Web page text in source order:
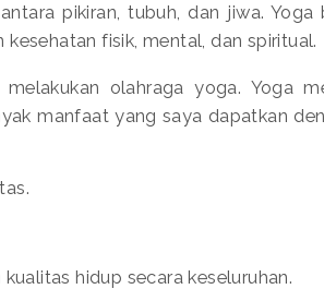
pikiran, tubuh, dan jiwa. Yoga
fisik, mental, dan spiritual.
olahraga yoga. Yoga
manfaat yang saya dapatkan
hidup secara keseluruhan.